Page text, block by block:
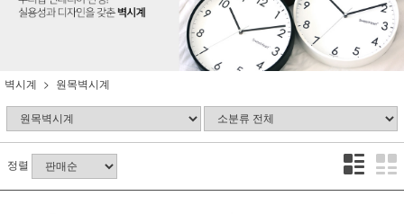
벽시계 원목벽시계
정렬